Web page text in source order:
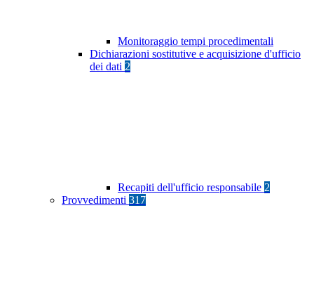
Monitoraggio tempi procedimentali
Dichiarazioni sostitutive e acquisizione d'ufficio
dei dati 2
Recapiti dell'ufficio responsabile 2
Provvedimenti 317